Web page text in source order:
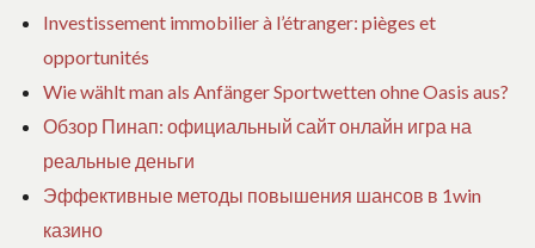
Investissement immobilier à l’étranger: pièges et
opportunités
Wie wählt man als Anfänger Sportwetten ohne Oasis aus?
Обзор Пинап: официальный сайт онлайн игра на
реальные деньги
Эффективные методы повышения шансов в 1win
казино